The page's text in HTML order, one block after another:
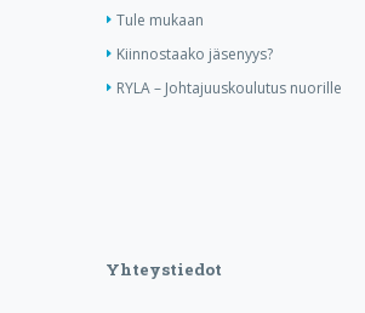
Tule mukaan
Kiinnostaako jäsenyys?
RYLA – Johtajuuskoulutus nuorille
Yhteystiedot